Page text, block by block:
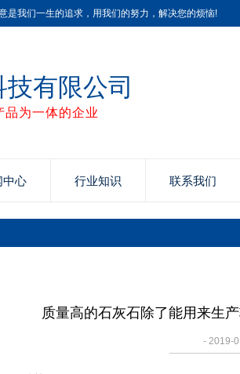
是我们一生的追求，用我们的努力，解决您的烦恼!
有限公司
品为一体的企业
中心 行业知识 联系我们
质量高的石灰石除了能用来生
- 2019-